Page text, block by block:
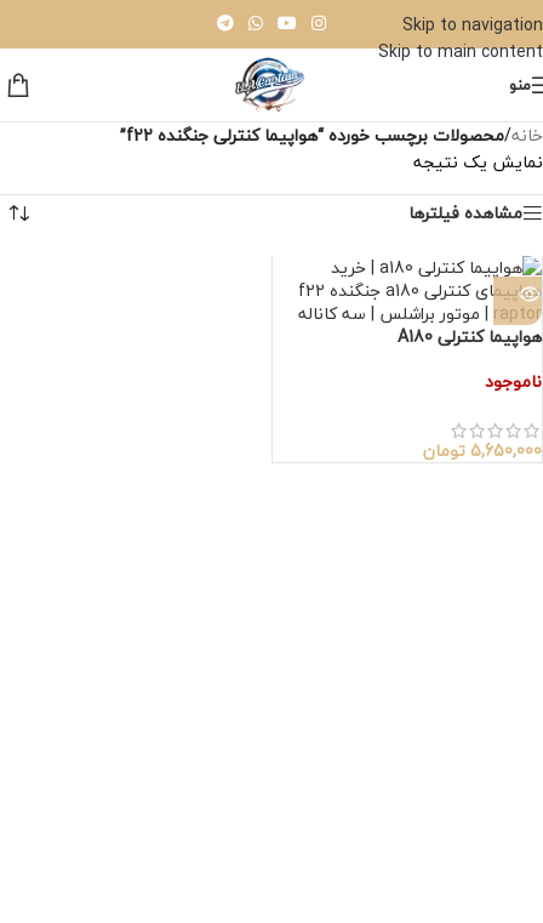
Skip to navigation
Skip to main content
منو
خانه/محصولات برچسب خورده “هواپیما کنترلی جنگنده f22”
نمایش یک نتیجه
مشاهده فیلترها
هواپیما کنترلی A180
ناموجود
5,650,000 تومان